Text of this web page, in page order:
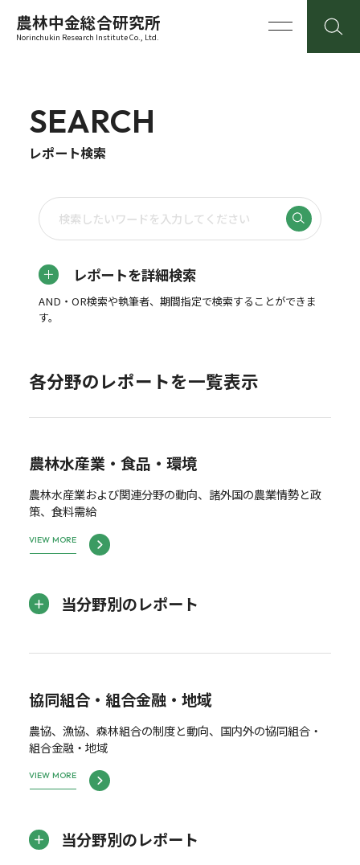
農林中金総合研究所
Norinchukin Research Institute Co., Ltd.
SEARCH
レポート検索
レポートを詳細検索
AND・OR検索や執筆者、期間指定で検索することができま
す。
各分野のレポートを一覧表示
農林水産業・食品・環境
農林水産業および関連分野の動向、諸外国の農業情勢と政
策、食料需給
VIEW MORE
当分野別のレポート
協同組合・組合金融・地域
農協、漁協、森林組合の制度と動向、国内外の協同組合・
組合金融・地域
VIEW MORE
当分野別のレポート